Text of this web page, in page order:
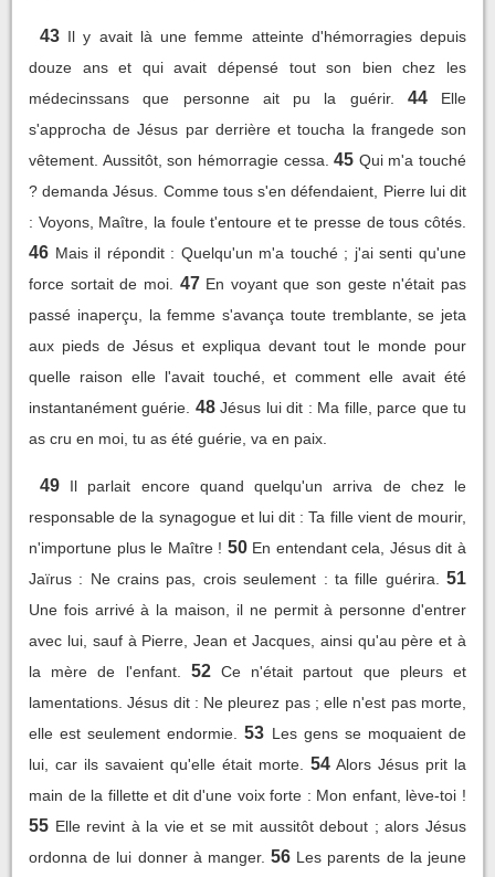
43 Il y avait là une femme atteinte d'hémorragies depuis
douze ans et qui avait dépensé tout son bien chez les
médecinssans que personne ait pu la guérir.
44
Elle
s'approcha de Jésus par derrière et toucha la frangede son
vêtement. Aussitôt, son hémorragie cessa. 45 Qui m'a touché
? demanda Jésus. Comme tous s'en défendaient, Pierre lui dit
: Voyons, Maître, la foule t'entoure et te presse de tous côtés.
46 Mais il répondit : Quelqu'un m'a touché ; j'ai senti qu'une
force sortait de moi.
47 En voyant que son geste n'était pas
passé inaperçu, la femme s'avança toute tremblante, se jeta
aux pieds de Jésus et expliqua devant tout le monde pour
quelle raison elle l'avait touché, et comment elle avait été
instantanément guérie. 48 Jésus lui dit : Ma fille, parce que tu
as cru en moi, tu as été guérie, va en paix.
49
Il parlait encore quand quelqu'un arriva de chez le
responsable de la synagogue et lui dit : Ta fille vient de mourir,
n'importune plus le Maître ! 50 En entendant cela, Jésus dit à
Jaïrus : Ne crains pas, crois seulement : ta fille guérira.
51
Une fois arrivé à la maison, il ne permit à personne d'entrer
avec lui, sauf à Pierre, Jean et Jacques, ainsi qu'au père et à
la mère de l'enfant.
52 Ce n'était partout que pleurs et
lamentations. Jésus dit : Ne pleurez pas ; elle n'est pas morte,
elle est seulement endormie.
53 Les gens se moquaient de
lui, car ils savaient qu'elle était morte.
54 Alors Jésus prit la
main de la fillette et dit d'une voix forte : Mon enfant, lève-toi !
55 Elle revint à la vie et se mit aussitôt debout ; alors Jésus
ordonna de lui donner à manger. 56 Les parents de la jeune